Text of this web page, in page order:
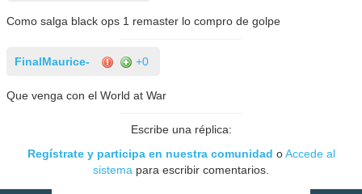
Como salga black ops 1 remaster lo compro de golpe
FinalMaurice- +0
Que venga con el World at War
Escribe una réplica:
Regístrate y participa en nuestra comunidad oAccede al
sistema para escribir comentarios.